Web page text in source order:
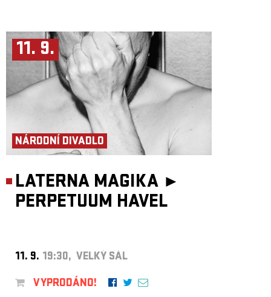
11. 9.
NÁRODNÍ DIVADLO
LATERNA MAGIKA ►
PERPETUUM HAVEL
11. 9. 19:30, VELKÝ SÁL
VYPRODÁNO!